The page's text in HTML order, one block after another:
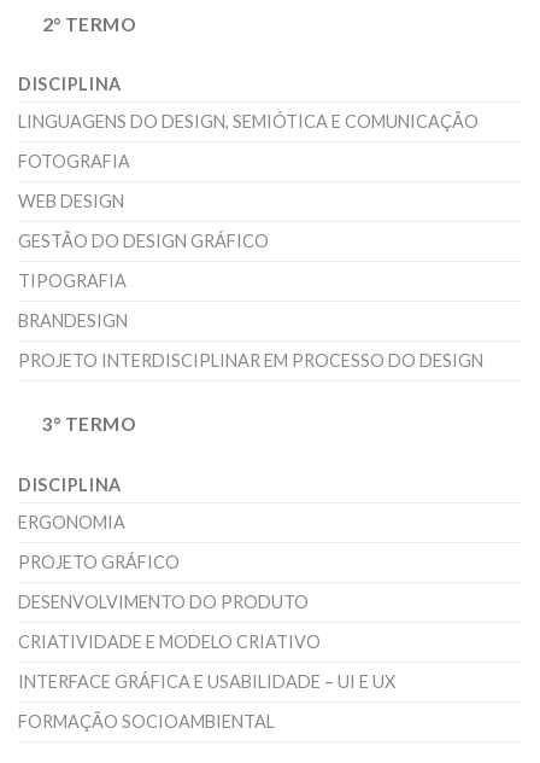
2° TERMO
DISCIPLINA
LINGUAGENS DO DESIGN, SEMIÓTICA E COMUNICAÇÃO
FOTOGRAFIA
WEB DESIGN
GESTÃO DO DESIGN GRÁFICO
TIPOGRAFIA
BRANDESIGN
PROJETO INTERDISCIPLINAR EM PROCESSO DO DESIGN
3° TERMO
DISCIPLINA
ERGONOMIA
PROJETO GRÁFICO
DESENVOLVIMENTO DO PRODUTO
CRIATIVIDADE E MODELO CRIATIVO
INTERFACE GRÁFICA E USABILIDADE – UI E UX
FORMAÇÃO SOCIOAMBIENTAL